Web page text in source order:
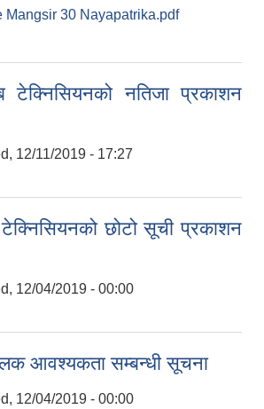
Mangsir 30 Nayapatrika.pdf
टेक्निसियनको नतिजा प्रकाशन
12/11/2019 - 17:27
छोटो सूची प्रकाशन
12/04/2019 - 00:00
आवश्यकता सम्बन्धी सूचना
12/04/2019 - 00:00